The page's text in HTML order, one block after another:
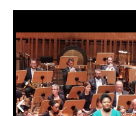
arrow_back_ios